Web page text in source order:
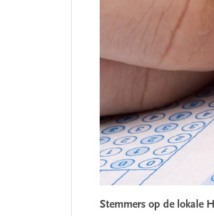
Stemmers op de lokale